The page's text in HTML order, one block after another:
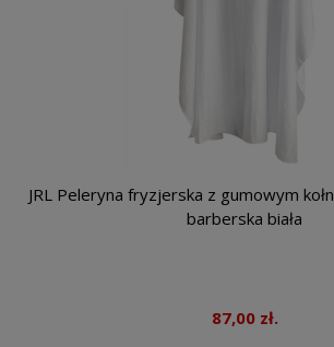
JRL Peleryna fryzjerska z gumowym
barberska biała
87,00 zł.